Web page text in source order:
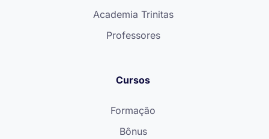
Academia Trinitas
Professores
Cursos
Formação
Bônus